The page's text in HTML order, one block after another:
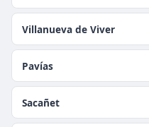
Villanueva de Viver
Pavías
Sacañet